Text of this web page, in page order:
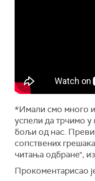
*Имали смо много
успели да трчимо у
бољи од нас.
сопствених
читања одбране",
Прокоментарисао